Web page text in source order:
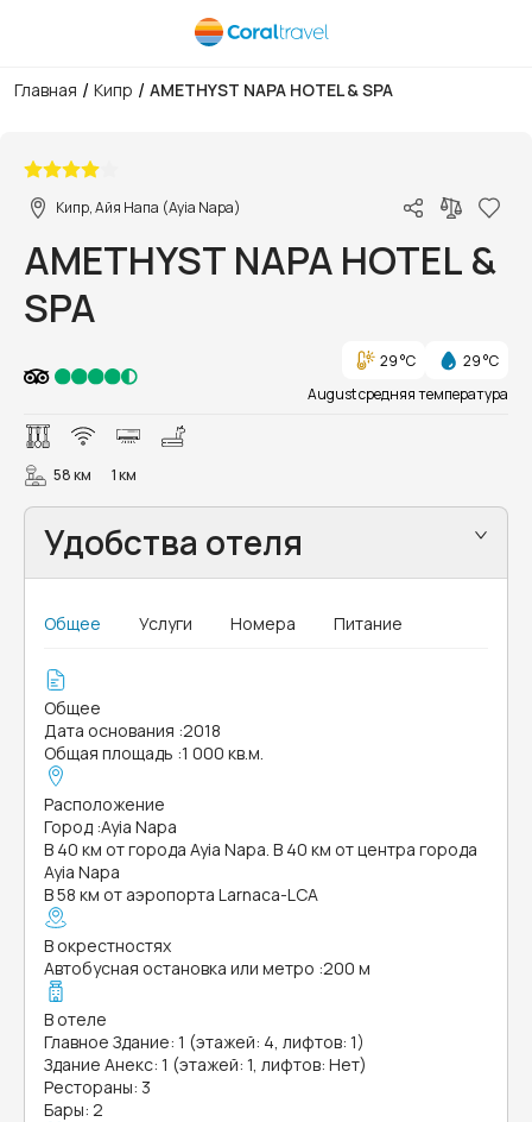
Главная / Кипр / AMETHYST NAPA HOTEL & SPA
Кипр, Айя Напа (Ayia Napa)
AMETHYST NAPA HOTEL &
SPA
29 °C
29 °C
August средняя температура
58 км 1 км
Удобства отеля
Общее Услуги Номера Питание
Общее
Дата основания :2018
Общая площадь :1 000 кв.м.
Расположение
Город :Ayia Napa
В 40 км от города Ayia Napa. В 40 км от центра города
Ayia Napa
В 58 км от аэропорта Larnaca-LCA
В окрестностях
Автобусная остановка или метро :200 м
В отеле
Главное Здание: 1 (этажей: 4, лифтов: 1)
Здание Анекс: 1 (этажей: 1, лифтов: Нет)
Рестораны: 3
Бары: 2